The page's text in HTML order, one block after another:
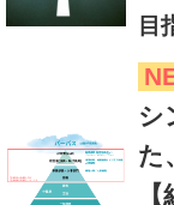
目
シ
た